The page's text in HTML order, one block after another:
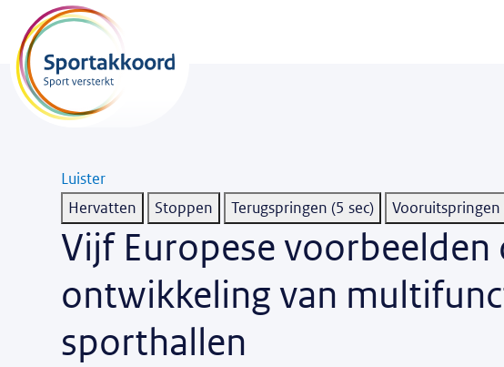
Luister
Hervatten
Stoppen Terugspringen (5 sec)
Vijf Europese
ontwikkeling van
sporthallen